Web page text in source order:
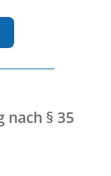
nach § 35